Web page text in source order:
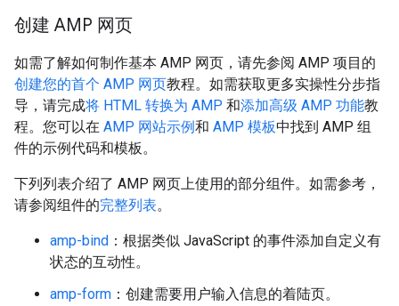
创建 AMP 网页
如需了解如何制作基本 AMP 网页，请先参阅 AMP 项目的
创建您的首个 AMP 网页教程。如需获取更多实操性分步指
导，请完成将 HTML 转换为 AMP 和添加高级 AMP 功能教
程。您可以在 AMP 网站示例和 AMP 模板中找到 AMP 组
件的示例代码和模板。
下列列表介绍了 AMP 网页上使用的部分组件。如需参考，
请参阅组件的完整列表。
amp-bind ：根据类似 JavaScript 的事件添加自定义有
状态的互动性。
amp-form ：创建需要用户输入信息的着陆页。